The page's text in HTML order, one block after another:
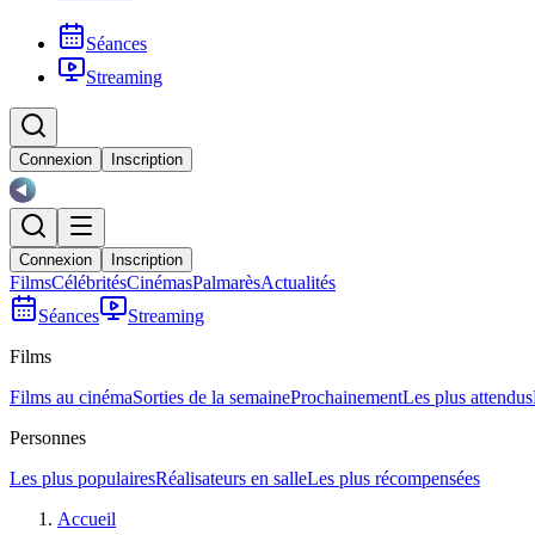
Séances
Streaming
Connexion Inscription
Connexion Inscription
FilmsCélébritésCinémasPalmarèsActualités
Séances
Streaming
Films
Films au cinémaSorties de la semaineProchainementLes plus attendus
Personnes
Les plus populairesRéalisateurs en salleLes plus récompensées
Accueil